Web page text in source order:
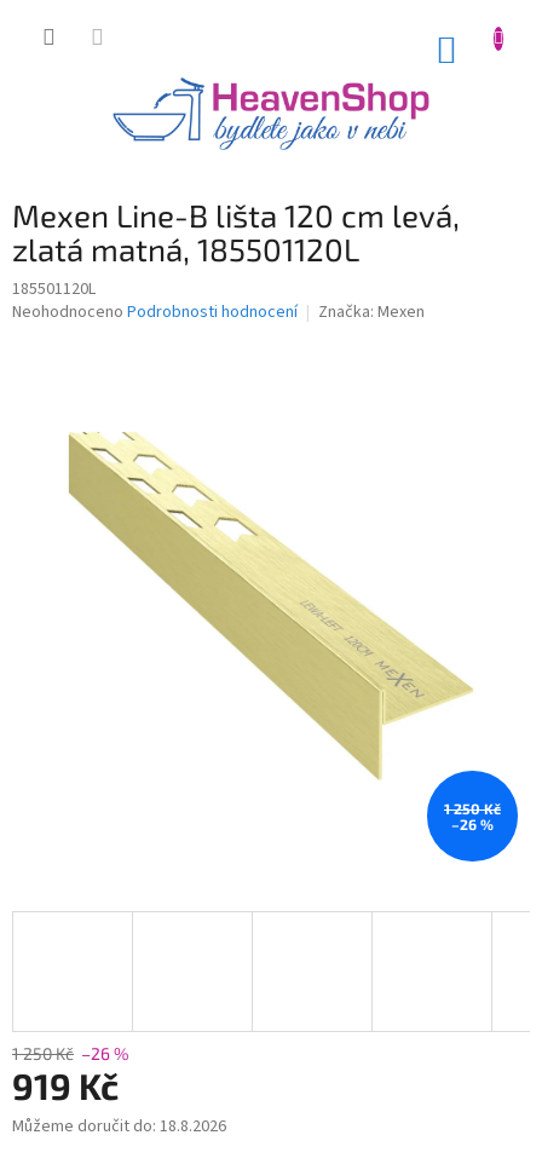
Mexen Line-B lišta 120 cm levá,
zlatá matná, 185501120L
185501120L
Průměrné
Neohodnoceno Podrobnosti hodnocení Značka: Mexen
1 250 Kč
–26 %
1 250 Kč –26 %
919 Kč
Měrná
Můžeme doručit do: 18.8.2026